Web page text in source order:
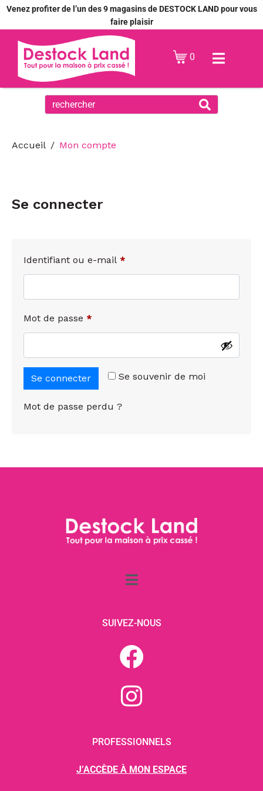
Venez profiter de l’un des 9 magasins de DESTOCK LAND pour vous
faire plaisir
0
Accueil Mon compte
Se connecter
Identifiant ou e-mail *
Mot de passe *
Se souvenir de moi
Se connecter
Mot de passe perdu ?
SUIVEZ-NOUS
PROFESSIONNELS
J’ACCÈDE À MON ESPACE